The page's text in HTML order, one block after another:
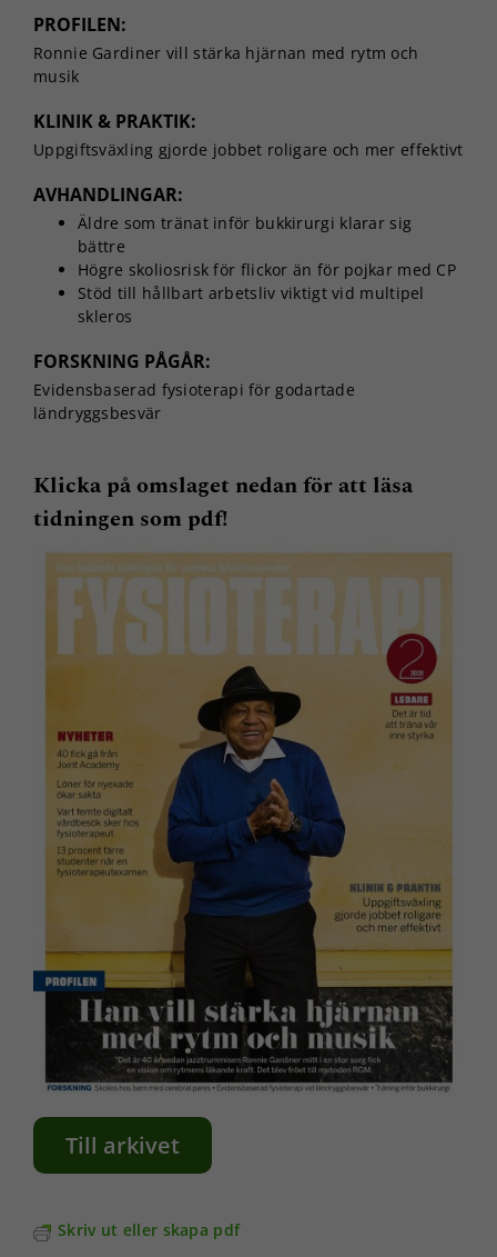
PROFILEN:
Ronnie Gardiner vill stärka hjärnan med rytm och
musik
KLINIK & PRAKTIK:
Uppgiftsväxling gjorde jobbet roligare och mer effektivt
AVHANDLINGAR:
Äldre som tränat inför bukkirurgi klarar sig
bättre
Högre skoliosrisk för flickor än för pojkar med CP
Stöd till hållbart arbetsliv viktigt vid multipel
skleros
FORSKNING PÅGÅR:
Evidensbaserad fysioterapi för godartade
ländryggsbesvär
Klicka på omslaget nedan för att läsa
tidningen som pdf!
Till arkivet
Skriv ut eller skapa pdf